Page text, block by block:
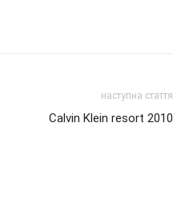
наступна стаття
Calvin Klein resort 2010